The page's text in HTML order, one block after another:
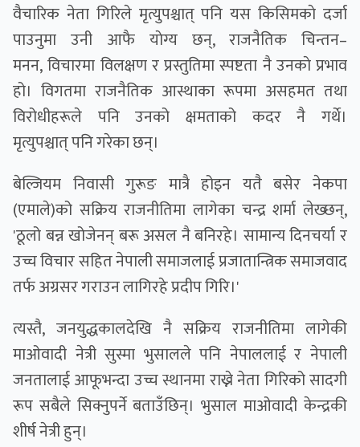
वैचारिक नेता गिरिले मृत्युपश्चात् पनि यस किसिमकाे दर्जा
पाउनुमा उनी आफै याेग्य छन्, राजनैतिक चिन्तन–
मनन, विचारमा विलक्षण र प्रस्तुतिमा स्पष्टता नै उनकाे प्रभाव
हो। विगतमा राजनैतिक आस्थाका रूपमा असहमत तथा
विरोधीहरूले पनि उनको क्षमताको कदर नै गर्थे।
मृत्युपश्चात् पनि गरेका छन्।
बेल्जियम निवासी गुरूङ मात्रै होइन यतै बसेर नेकपा
(एमाले)को सक्रिय राजनीतिमा लागेका चन्द्र शर्मा लेख्छन्,
'ठूलो बन्न खोजेनन् बरू असल नै बनिरहे। सामान्य दिनचर्या र
उच्च विचार सहित नेपाली समाजलाई प्रजातान्त्रिक समाजवाद
तर्फ अग्रसर गराउन लागिरहे प्रदीप गिरि।'
त्यस्तै, जनयुद्धकालदेखि नै सक्रिय राजनीतिमा लागेकी
माओवादी नेत्री सुस्मा भुसालले पनि नेपाललाई र नेपाली
जनतालाई आफूभन्दा उच्च स्थानमा राख्ने नेता गिरिको सादगी
रूप सबैले सिक्नुपर्ने बताउँछिन्। भुसाल माओवादी केन्द्रकी
शीर्ष नेत्री हुन्।